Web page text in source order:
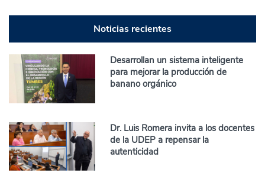
Noticias recientes
Desarrollan un sistema inteligente
para mejorar la producción de
banano orgánico
Dr. Luis Romera invita a los docentes
de la UDEP a repensar la
autenticidad